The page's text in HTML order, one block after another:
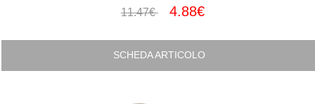
11.47€ 4.88€
SCHEDA ARTICOLO